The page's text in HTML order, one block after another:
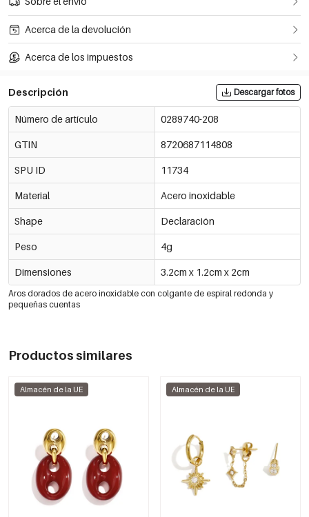
Acerca de la devolución
Acerca de los impuestos
Descripción Descargar fotos
Número de artículo 0289740-208
GTIN 8720687114808
SPU ID 11734
Material Acero inoxidable
Shape Declaración
Peso 4g
Dimensiones 3.2cm x 1.2cm x 2cm
Aros dorados de acero inoxidable con colgante de espiral redonda y
pequeñas cuentas
Productos similares
Almacén de la UE Almacén de la UE